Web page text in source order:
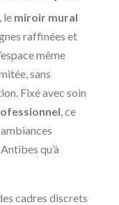
le miroir mural
raffinées et
même
sans
Fixé avec soin
, ce
qu’à
cadres discrets